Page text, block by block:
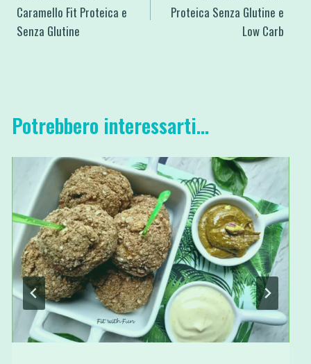
Caramello Fit Proteica e
Senza Glutine
Proteica Senza Glutine e
Low Carb
Potrebbero interessarti...